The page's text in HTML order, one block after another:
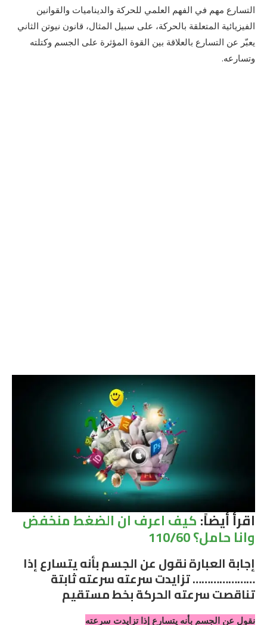
التسارع مهم في الفهم العلمي للحركة والديناميات والقوانين
الفيزيائية المتعلقة بالحركة، على سبيل المثال، قانون نيوتن الثاني
يعبّر عن التسارع بالعلاقة بين القوة المؤثرة على الجسم وكتلته
وتسارعه.
اقرأ أيضاً:كيف اعرف ان الضغط منخفض
وانا حامل؟ 110/60
إجابة العبارة نقول عن الجسم بأنه يتسارع إذا
………………… تزايدت سرعته سرعته ثابتة
تناقصت سرعته الحركة بخط مستقيم
نقول عن الجسم بأنه يتسارع إذا تزايدت سرعته